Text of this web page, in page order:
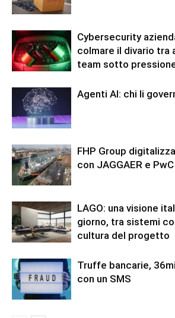
Cybersecurity
colmare il divario tra
team sotto
Agenti AI: chi li
FHP Group
con JAGGAER e
LAGO: una visione
giorno, tra sistemi
cultura del progetto
Truffe bancarie,
con un SMS